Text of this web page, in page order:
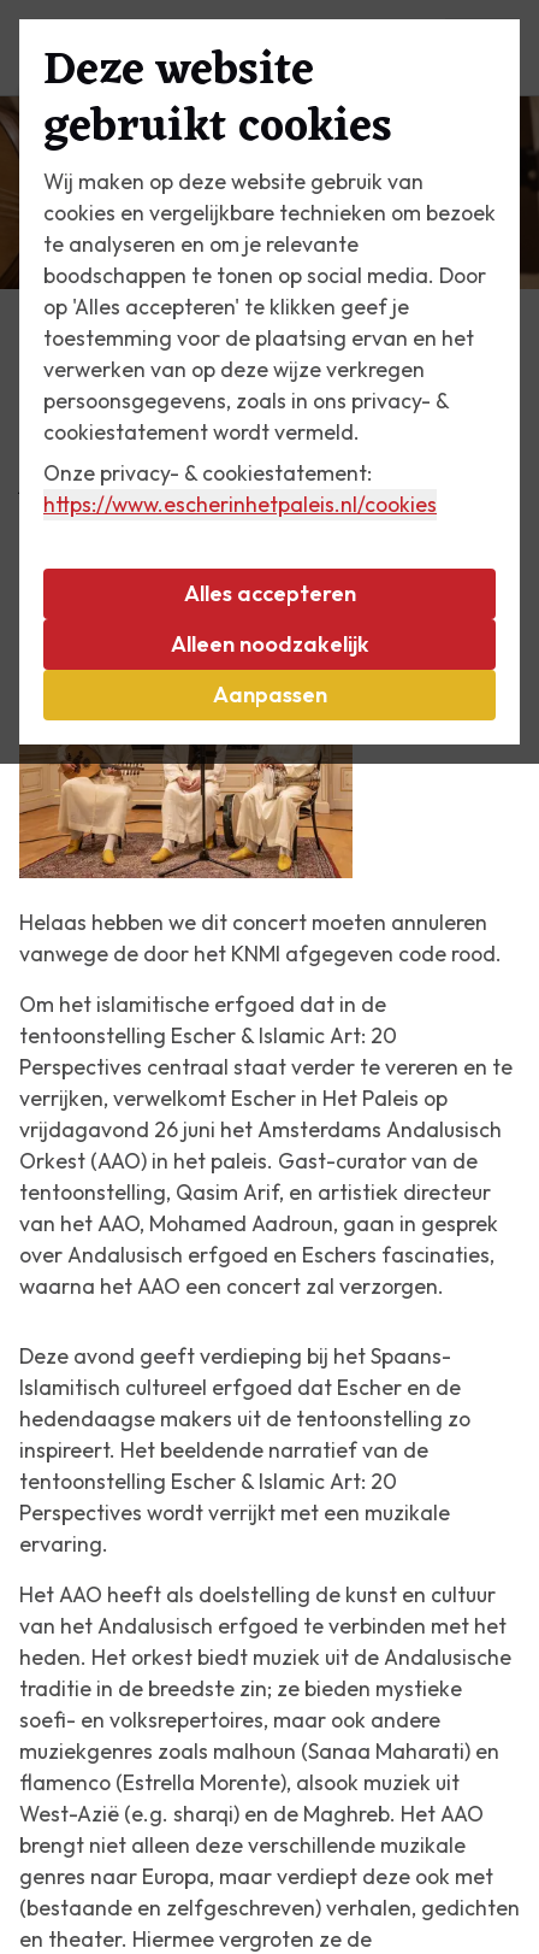
Deze website
gebruikt cookies
Wij maken op deze website gebruik van
cookies en vergelijkbare technieken om bezoek
te analyseren en om je relevante
boodschappen te tonen op social media. Door
op 'Alles accepteren' te klikken geef je
toestemming voor de plaatsing ervan en het
verwerken van op deze wijze verkregen
persoonsgegevens, zoals in ons privacy- &
cookiestatement wordt vermeld.
Onze privacy- & cookiestatement:
https://www.escherinhetpaleis.nl/cookies
Alles accepteren
Alleen noodzakelijk
Aanpassen
Activiteiten
26 juni 2026 | 19:00 - 22:00 uur
Amsterdams Andalusisch
Orkest | Geannuleerd
Concert
Helaas hebben we dit concert moeten annuleren
vanwege de door het KNMI afgegeven code rood.
Om het islamitische erfgoed dat in de
tentoonstelling Escher & Islamic Art: 20
Perspectives centraal staat verder te vereren en te
verrijken, verwelkomt Escher in Het Paleis op
vrijdagavond 26 juni het Amsterdams Andalusisch
Orkest (AAO) in het paleis. Gast-curator van de
tentoonstelling, Qasim Arif, en artistiek directeur
van het AAO, Mohamed Aadroun, gaan in gesprek
over Andalusisch erfgoed en Eschers fascinaties,
waarna het AAO een concert zal verzorgen.
Deze avond geeft verdieping bij het Spaans-
Islamitisch cultureel erfgoed dat Escher en de
hedendaagse makers uit de tentoonstelling zo
inspireert. Het beeldende narratief van de
tentoonstelling Escher & Islamic Art: 20
Perspectives wordt verrijkt met een muzikale
ervaring.
Het AAO heeft als doelstelling de kunst en cultuur
van het Andalusisch erfgoed te verbinden met het
heden. Het orkest biedt muziek uit de Andalusische
traditie in de breedste zin; ze bieden mystieke
soefi- en volksrepertoires, maar ook andere
muziekgenres zoals malhoun (Sanaa Maharati) en
flamenco (Estrella Morente), alsook muziek uit
West-Azië (e.g. sharqi) en de Maghreb. Het AAO
brengt niet alleen deze verschillende muzikale
genres naar Europa, maar verdiept deze ook met
(bestaande en zelfgeschreven) verhalen, gedichten
en theater. Hiermee vergroten ze de